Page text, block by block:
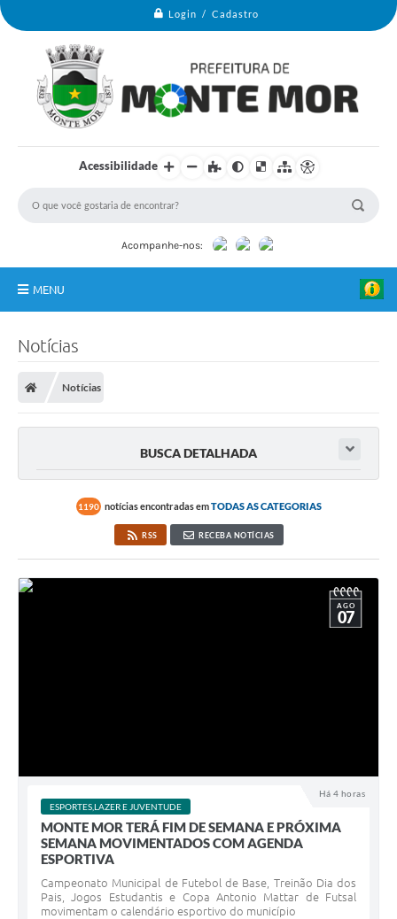
Login / Cadastro
Acessibilidade
Acompanhe-nos:
MENU
Diário Oficial
Arquivos para Download
Links
Notícias
Notícias
BUSCA DETALHADA
1190 notícias encontradas emTODAS AS CATEGORIAS
RSS RECEBA NOTÍCIAS
Há 4 horas
AGO
07
ESPORTES,LAZER E JUVENTUDE
MONTE MOR TERÁ FIM DE SEMANA E PRÓXIMA
SEMANA MOVIMENTADOS COM AGENDA
ESPORTIVA
Campeonato Municipal de Futebol de Base, Treinão Dia dos
Pais, Jogos Estudantis e Copa Antonio Mattar de Futsal
movimentam o calendário esportivo do município